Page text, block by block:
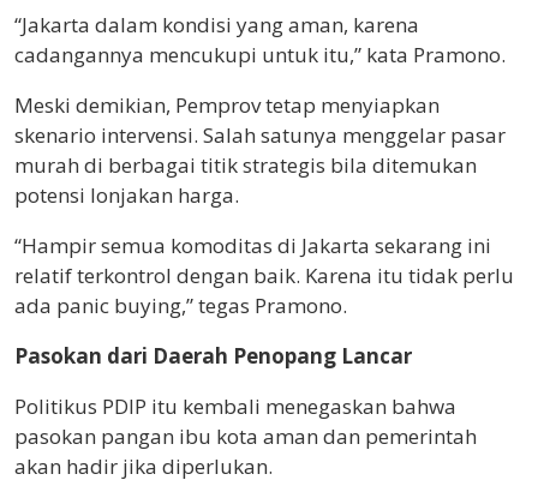
“Jakarta dalam kondisi yang aman, karena
cadangannya mencukupi untuk itu,” kata Pramono.
Meski demikian, Pemprov tetap menyiapkan
skenario intervensi. Salah satunya menggelar pasar
murah di berbagai titik strategis bila ditemukan
potensi lonjakan harga.
“Hampir semua komoditas di Jakarta sekarang ini
relatif terkontrol dengan baik. Karena itu tidak perlu
ada panic buying,” tegas Pramono.
Pasokan dari Daerah Penopang Lancar
Politikus PDIP itu kembali menegaskan bahwa
pasokan pangan ibu kota aman dan pemerintah
akan hadir jika diperlukan.